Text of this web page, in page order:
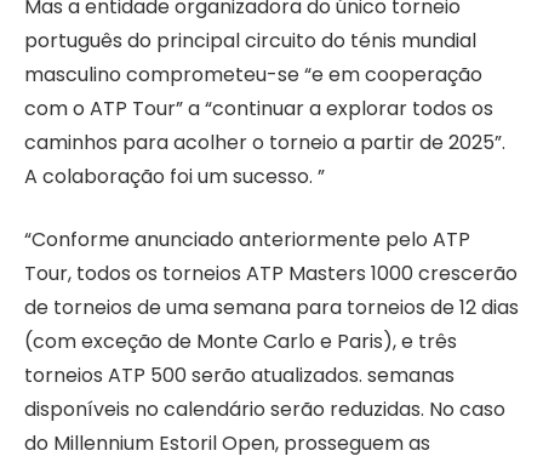
Mas a entidade organizadora do único torneio
português do principal circuito do ténis mundial
masculino comprometeu-se “e em cooperação
com o ATP Tour” a “continuar a explorar todos os
caminhos para acolher o torneio a partir de 2025”.
A colaboração foi um sucesso. ”
“Conforme anunciado anteriormente pelo ATP
Tour, todos os torneios ATP Masters 1000 crescerão
de torneios de uma semana para torneios de 12 dias
(com exceção de Monte Carlo e Paris), e três
torneios ATP 500 serão atualizados. semanas
disponíveis no calendário serão reduzidas. No caso
do Millennium Estoril Open, prosseguem as